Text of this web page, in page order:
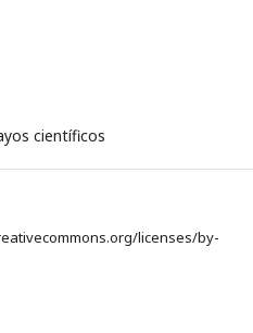
científicos
licenses/by-